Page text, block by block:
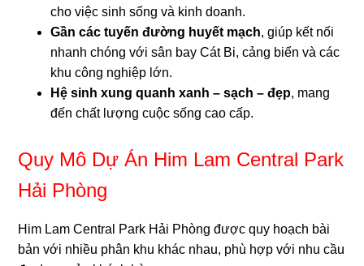
cho việc sinh sống và kinh doanh.
Gần các tuyến đường huyết mạch, giúp kết nối
nhanh chóng với sân bay Cát Bi, cảng biển và các
khu công nghiệp lớn.
Hệ sinh xung quanh xanh – sạch – đẹp, mang
đến chất lượng cuộc sống cao cấp.
Quy Mô Dự Án Him Lam Central Park
Hải Phòng
Him Lam Central Park Hải Phòng được quy hoạch bài
bản với nhiều phân khu khác nhau, phù hợp với nhu cầu